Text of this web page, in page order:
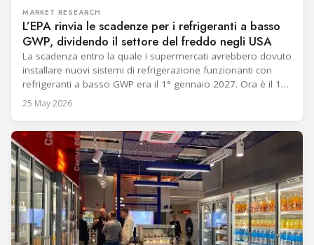
MARKET RESEARCH
L’EPA rinvia le scadenze per i refrigeranti a basso
GWP, dividendo il settore del freddo negli USA
La scadenza entro la quale i supermercati avrebbero dovuto
installare nuovi sistemi di refrigerazione funzionanti con
refrigeranti a basso GWP era il 1° gennaio 2027. Ora è il 1°
gennaio 2032. Il 21 maggio 2026, nello Studio Ovale
insieme al presidente Trump, l’amministratore dell’EPA Lee
Transitions Rule
25 May 2026